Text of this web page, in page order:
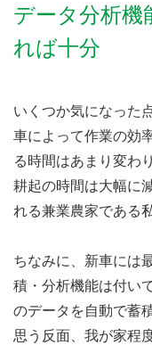
データ分析機
れば十分
いくつか気になった
車によって作業の効
る時間はあまり変わ
耕起の時間は大幅に
れる兼業農家である
ちなみに、新車には
積・分析機能は付い
のデータを自動で蓄
思う反面、我が家程